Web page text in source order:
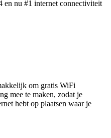
en nu #1 internet connectiviteit
om gratis WiFi
mee te maken, zodat je
hebt op plaatsen waar je